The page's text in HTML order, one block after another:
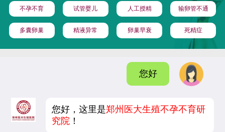
不孕不育 试管婴儿 人工授精 输卵管不通
多囊卵巢 精液异常 卵巢早衰 死精症
您好
您好，这里是郑州医大生殖不孕不育研
究院 ！